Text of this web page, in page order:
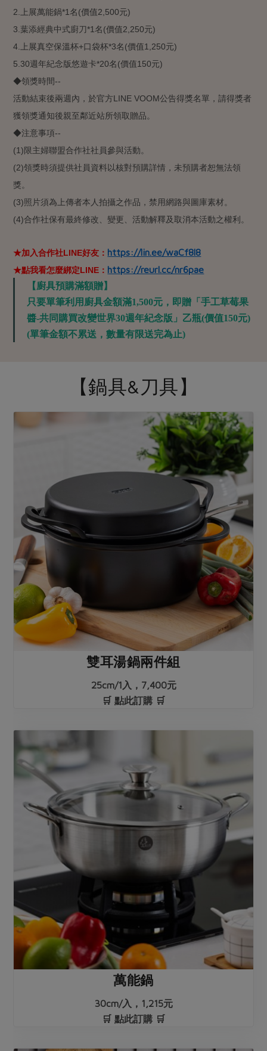
2.
上展萬能鍋*1名(價值2,500元)
3.葉添經典中式廚刀*1名(價值2,250元)
4.
上展真空保溫杯+口袋杯*3名(價值1,250元)
5.30週年紀念版悠遊卡*20名(價值150元)
◆領獎時間--
活動結束後兩週內，於官方LINE VOOM公告得獎名單，請得獎者
獲領獎通知後親至鄰近站所領取贈品。
◆注意事項--
(1)限主婦聯盟合作社社員參與活動。
(2)領獎時須提供社員資料以核對預購詳情，未預購者恕無法領
獎。
(3)照片須為上傳者本人拍攝之作品，禁用網路與圖庫素材。
(4)合作社保有最終修改、變更、活動解釋及取消本活動之權利。
★加入合作社LINE好友： https://lin.ee/waCf8l8
★點我看怎麼綁定LINE： https://reurl.cc/nr6pae
【廚具預購滿額贈】
只要單筆利用廚具金額滿1,500元，即贈「手工草莓果
醬-共同購買改變世界30週年紀念版」乙瓶(價值150元)
(單筆金額不累送，數量有限送完為止)
【鍋具&刀具】
雙耳湯鍋兩件組
25cm/1入，7,400元
🛒 點此訂購 🛒
萬能鍋
30cm/入，1,215元
🛒 點此訂購 🛒